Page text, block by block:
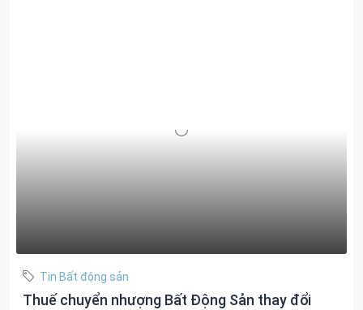
Tin Bất động sản
Thuế chuyển nhượng Bất Động Sản thay đổi